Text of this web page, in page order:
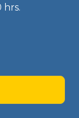
hrs.